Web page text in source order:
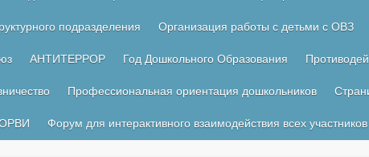
подразделения Организация работы с детьми с ОВЗ
АНТИТЕРРОР Год Дошкольного Образования
Профессиональная ориентация дошкольников
ОРВИ Форум для интерактивного взаимодействия всех